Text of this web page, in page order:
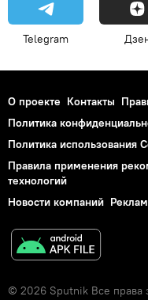
Telegram
О проекте Контакты
Политика
Политика использования
Правила применения
технологий
Новости компаний
© 2026 Sputnik Все права